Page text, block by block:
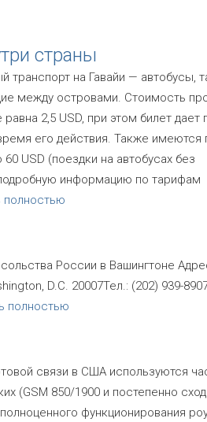
страны
транспорт на Гавайи — автобусы,
между островами. Стоимость
2,5 USD, при этом билет дает
его действия. Также имеются
USD (поездки на автобусах без
информацию по тарифам
полностью
России в Вашингтоне
D.C. 20007Тел.: (202) 939-
полностью
связи в США используются
(GSM 850/1900 и постепенно
функционирования